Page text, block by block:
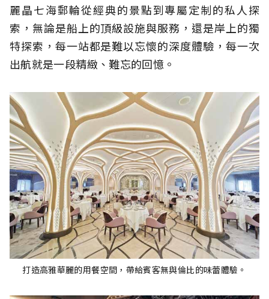
麗晶七海郵輪從經典的景點到專屬定制的私人探
索，無論是船上的頂級設施與服務，還是岸上的獨
特探索，每一站都是難以忘懷的深度體驗，每一次
出航就是一段精緻、難忘的回憶。
打造高雅華麗的用餐空間，帶給賓客無與倫比的味蕾體驗。